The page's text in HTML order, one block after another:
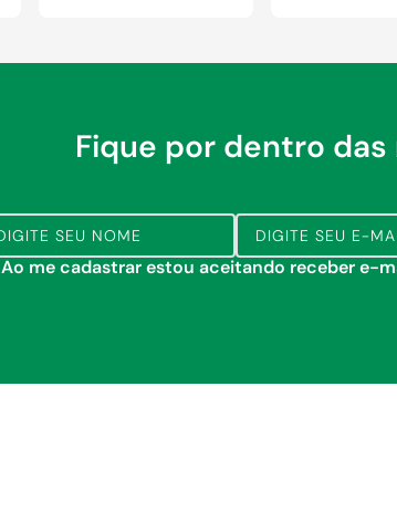
COMPRAR COMPRAR
Fique por dentro
Ao me cadastrar estou aceitando receber e-